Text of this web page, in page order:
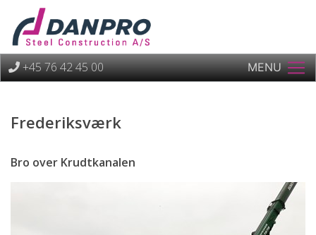
+45 76 42 45 00 MENU
Frederiksværk
Bro over Krudtkanalen